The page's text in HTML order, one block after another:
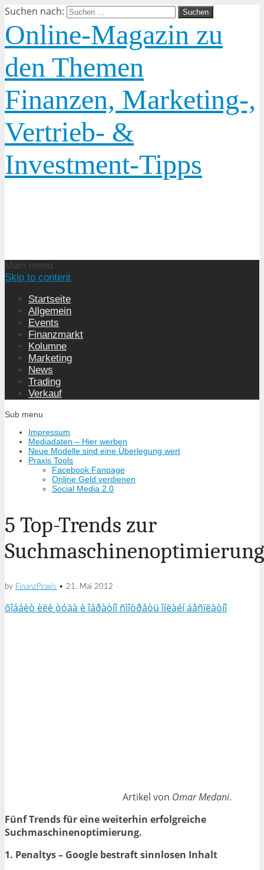
Suchen nach:
Online-Magazin zu
den Themen
Finanzen, Marketing-,
Vertrieb- &
Investment-Tipps
Main menu
Skip to content
Startseite
Allgemein
Events
Finanzmarkt
Kolumne
Marketing
News
Trading
Verkauf
Sub menu
Impressum
Mediadaten – Hier werben
Neue Modelle sind eine Überlegung wert
Praxis Tools
Facebook Fanpage
Online Geld verdienen
Social Media 2.0
5 Top-Trends zur
Suchmaschinenoptimierung
by FinanzPraxis • 21. Mai 2012
õîááèò èëè òóäà è îáðàòíî ñìîòðåòü îíëàéí áåñïëàòíî
Artikel von Omar Medani.
Fünf Trends für eine weiterhin erfolgreiche
Suchmaschinenoptimierung.
1. Penaltys – Google bestraft sinnlosen Inhalt